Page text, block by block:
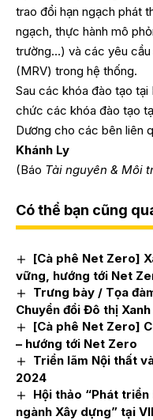
trao đổi hạn ngạch phát
ngạch, thực hành mô
trường…) và các yêu
(MRV) trong hệ thống.
Sau các khóa đào tạo
chức các khóa đào tạo
Dương cho các bên liên
Khánh Ly
(Báo Tài nguyên & Môi
Có thể bạn cũng
[Cà phê Net Zero]
vững, hướng tới Net
Trưng bày / Tọa
Chuyển đổi Đô thị
[Cà phê Net Zero]
– hướng tới Net Zero
Triển lãm Nội thất
2024
Hội thảo “Phát
ngành Xây dựng” tại